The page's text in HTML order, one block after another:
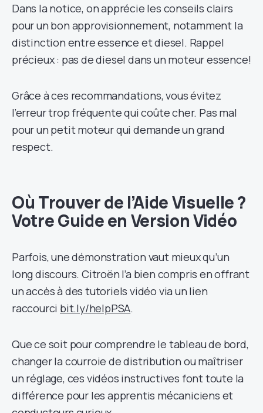
Dans la notice, on apprécie les conseils clairs
pour un bon approvisionnement, notamment la
distinction entre essence et diesel. Rappel
précieux : pas de diesel dans un moteur essence!
Grâce à ces recommandations, vous évitez
l’erreur trop fréquente qui coûte cher. Pas mal
pour un petit moteur qui demande un grand
respect.
Où Trouver de l’Aide Visuelle ?
Votre Guide en Version Vidéo
Parfois, une démonstration vaut mieux qu’un
long discours. Citroën l’a bien compris en offrant
un accès à des tutoriels vidéo via un lien
raccourci bit.ly/helpPSA.
Que ce soit pour comprendre le tableau de bord,
changer la courroie de distribution ou maîtriser
un réglage, ces vidéos instructives font toute la
différence pour les apprentis mécaniciens et